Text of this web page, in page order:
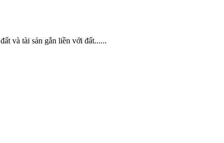
đất và tài sản gắn liền với đất......